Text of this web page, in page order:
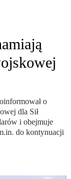
o
dla Sił
i obejmuje
do kontynuacji